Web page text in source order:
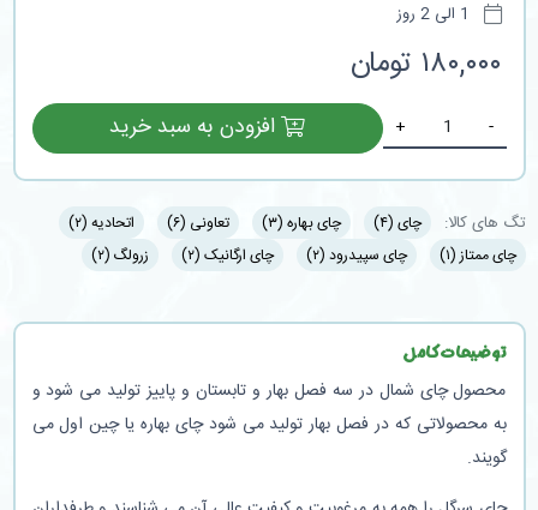
1 الی 2 روز
۱۸۰,۰۰۰ تومان
-
+ افزودن به سبد خرید
تگ های کالا: چای (۴) چای بهاره (۳) تعاونی (۶) اتحادیه (۲)
چای ممتاز (۱) چای سپیدرود (۲) چای ارگانیک (۲) زرولگ (۲)
توضیحات کامل
محصول چای شمال در سه فصل بهار و تابستان و پاییز تولید می شود و
به محصولاتی که در فصل بهار تولید می شود چای بهاره یا چین اول می
گویند.